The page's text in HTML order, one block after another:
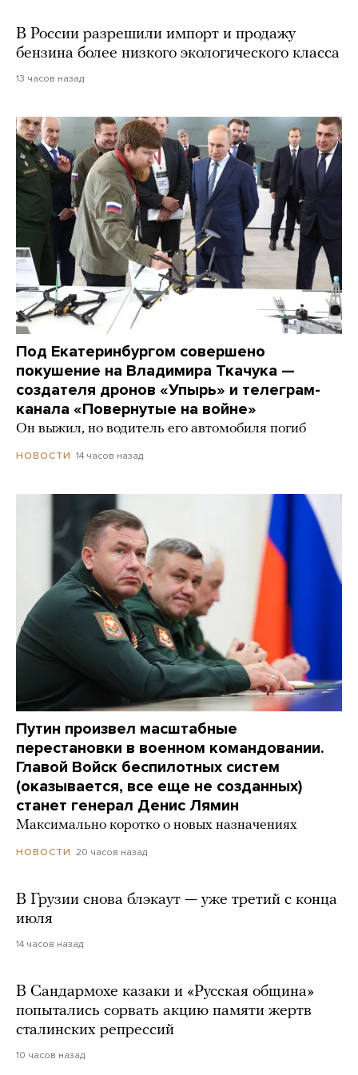
В России разрешили импорт и продажу
бензина более низкого экологического класса
13 часов назад
Под Екатеринбургом совершено
покушение на Владимира Ткачука —
создателя дронов «Упырь» и телеграм-
канала «Повернутые на войне»
Он выжил, но водитель его автомобиля погиб
НОВОСТИ 14 часов назад
Путин произвел масштабные
перестановки в военном командовании.
Главой Войск беспилотных систем
(оказывается, все еще не созданных)
станет генерал Денис Лямин
Максимально коротко о новых назначениях
НОВОСТИ 20 часов назад
В Грузии снова блэкаут — уже третий с конца
июля
14 часов назад
В Сандармохе казаки и «Русская община»
попытались сорвать акцию памяти жертв
сталинских репрессий
10 часов назад